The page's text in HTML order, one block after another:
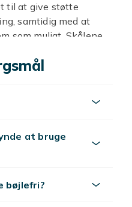
til at give støtte
samtidig med at
som muligt. Skålene
at tage hele bh'en
til både nat og
rette amme-
ændrer
at bruge
bøjlefri?